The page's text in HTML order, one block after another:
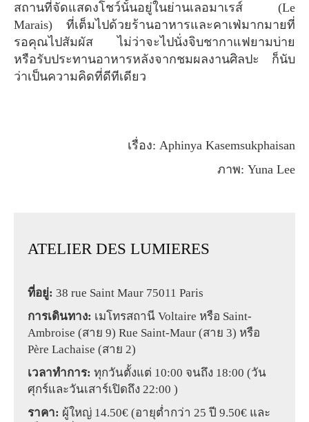
สถานที่จัดแสดงโชว์นั้นอยู่ในย่านเลอมาเรส์ (Le
Marais) ที่เต็มไปด้วยร้านอาหารและคาเฟ่มากมายที่
รอคุณไปสัมผัส ไม่ว่าจะไปนั่งจิบชากาแฟยามบ่าย
หรือรับประทานอาหารหลังจากชมผลงานศิลปะ ก็นับ
ว่าเป็นความคิดที่ดีทีเดียว
เรื่อง: Aphinya Kasemsukphaisan
ภาพ: Yuna Lee
ATELIER DES LUMIERES
ที่อยู่: 38 rue Saint Maur 75011 Paris
การเดินทาง: เมโทรสถานี Voltaire หรือ Saint-
Ambroise (สาย 9) Rue Saint-Maur (สาย 3) หรือ
Père Lachaise (สาย 2)
เวลาทำการ: ทุกวันตั้งแต่ 10:00 จนถึง 18:00 (วัน
ศุกร์และวันเสาร์เปิดถึง 22:00 )
ราคา: ผู้ใหญ่ 14.50€ (อายุต่ำกว่า 25 ปี 9.50€ และ